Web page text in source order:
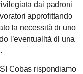
dai padroni
approfittando
la necessità di uno
l’eventualità di una
Cobas rispondiamo